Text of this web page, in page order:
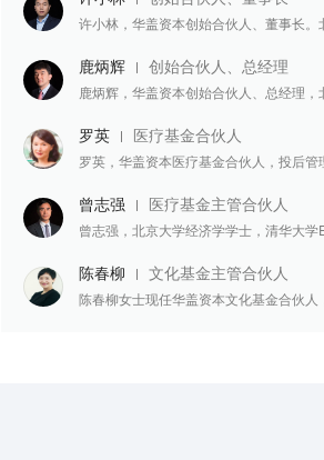
许小林，华盖资本创始合伙人、董事长。
鹿炳辉 创始合伙人、总经理
鹿炳辉，华盖资本创始合伙人、总经理
罗英 医疗基金合伙人
罗英，华盖资本医疗基金合伙人，投后
曾志强 医疗基金主管合伙人
曾志强，北京大学经济学学士，清华大
陈春柳 文化基金主管合伙人
陈春柳女士现任华盖资本文化基金合伙